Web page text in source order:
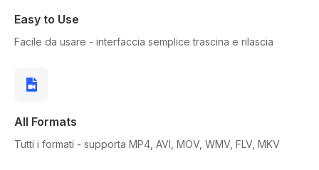
Easy to Use
Facile da usare - interfaccia semplice trascina e rilascia
All Formats
Tutti i formati - supporta MP4, AVI, MOV, WMV, FLV, MKV